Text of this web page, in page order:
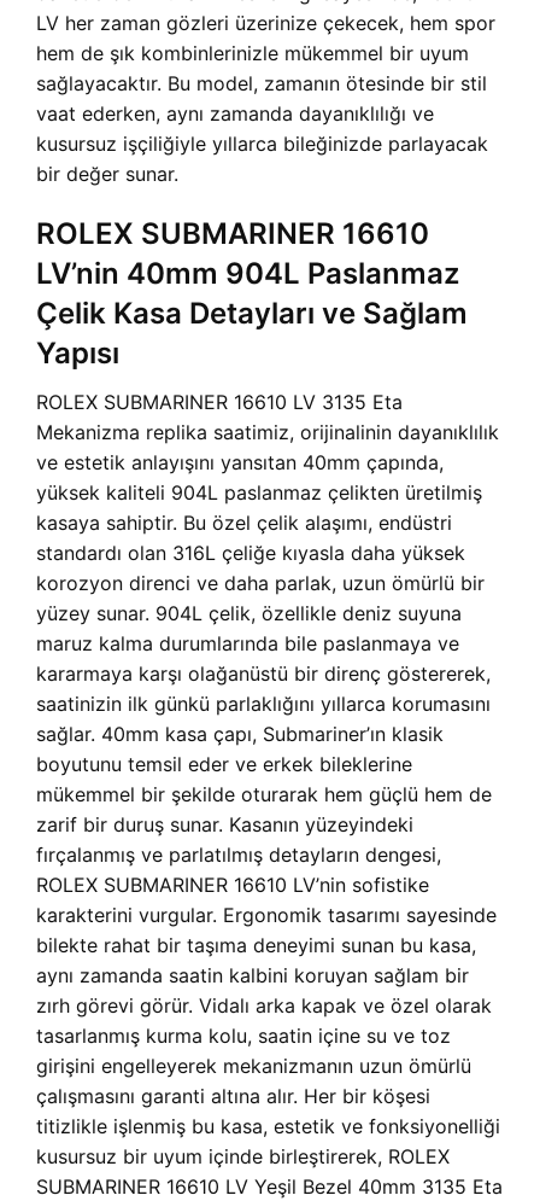
LV her zaman gözleri üzerinize çekecek, hem spor
hem de şık kombinlerinizle mükemmel bir uyum
sağlayacaktır. Bu model, zamanın ötesinde bir stil
vaat ederken, aynı zamanda dayanıklılığı ve
kusursuz işçiliğiyle yıllarca bileğinizde parlayacak
bir değer sunar.
ROLEX SUBMARINER 16610
LV’nin 40mm 904L Paslanmaz
Çelik Kasa Detayları ve Sağlam
Yapısı
ROLEX SUBMARINER 16610 LV 3135 Eta
Mekanizma replika saatimiz, orijinalinin dayanıklılık
ve estetik anlayışını yansıtan 40mm çapında,
yüksek kaliteli 904L paslanmaz çelikten üretilmiş
kasaya sahiptir. Bu özel çelik alaşımı, endüstri
standardı olan 316L çeliğe kıyasla daha yüksek
korozyon direnci ve daha parlak, uzun ömürlü bir
yüzey sunar. 904L çelik, özellikle deniz suyuna
maruz kalma durumlarında bile paslanmaya ve
kararmaya karşı olağanüstü bir direnç göstererek,
saatinizin ilk günkü parlaklığını yıllarca korumasını
sağlar. 40mm kasa çapı, Submariner’ın klasik
boyutunu temsil eder ve erkek bileklerine
mükemmel bir şekilde oturarak hem güçlü hem de
zarif bir duruş sunar. Kasanın yüzeyindeki
fırçalanmış ve parlatılmış detayların dengesi,
ROLEX SUBMARINER 16610 LV’nin sofistike
karakterini vurgular. Ergonomik tasarımı sayesinde
bilekte rahat bir taşıma deneyimi sunan bu kasa,
aynı zamanda saatin kalbini koruyan sağlam bir
zırh görevi görür. Vidalı arka kapak ve özel olarak
tasarlanmış kurma kolu, saatin içine su ve toz
girişini engelleyerek mekanizmanın uzun ömürlü
çalışmasını garanti altına alır. Her bir köşesi
titizlikle işlenmiş bu kasa, estetik ve fonksiyonelliği
kusursuz bir uyum içinde birleştirerek, ROLEX
SUBMARINER 16610 LV Yeşil Bezel 40mm 3135 Eta